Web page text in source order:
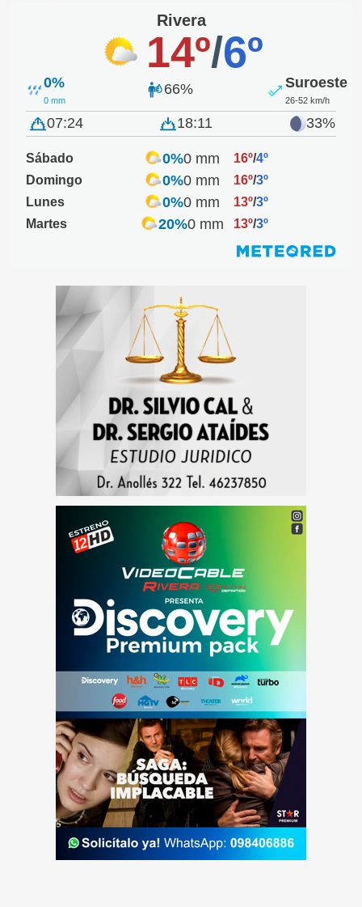
Rivera
14º/6º
0%
0 mm
66% Suroeste
26-52 km/h
07:24 18:11 33%
Sábado 0%0 mm 16º/4º
Domingo
0%0 mm 16º/3º
Lunes
0%0 mm 13º/3º
Martes
20%0 mm 13º/3º